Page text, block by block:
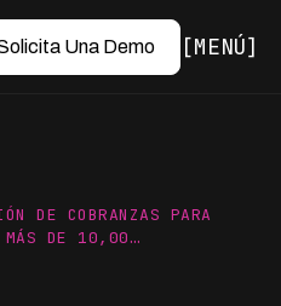
Una Demo MENÚ
DE COBRANZAS PARA
MÁS DE 10,00…